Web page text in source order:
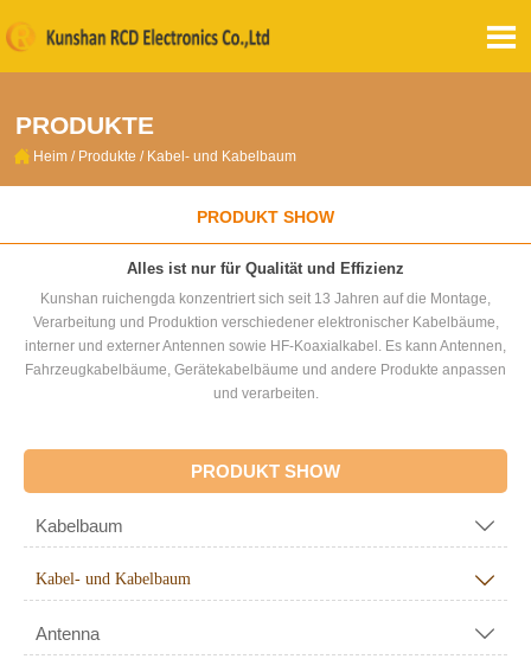

PRODUKTE
 Heim / Produkte / Kabel- und Kabelbaum
PRODUKT SHOW
Alles ist nur für Qualität und Effizienz
Kunshan ruichengda konzentriert sich seit 13 Jahren auf die Montage,
Verarbeitung und Produktion verschiedener elektronischer Kabelbäume,
interner und externer Antennen sowie HF-Koaxialkabel. Es kann Antennen,
Fahrzeugkabelbäume, Gerätekabelbäume und andere Produkte anpassen
und verarbeiten.
PRODUKT SHOW
Kabelbaum 
Kabel- und Kabelbaum 
Antenna 